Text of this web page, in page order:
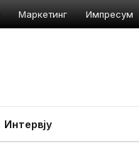
Маркетинг Импресум
Интервју